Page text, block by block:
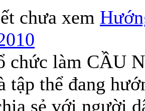
chức làm CẦU
tập thể đang
sẻ với người